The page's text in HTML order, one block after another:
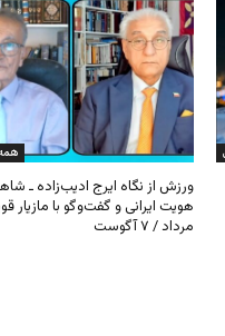
همه
ورزش از نگاه ایرج ادیب‌زاده ـ
مرداد / ۷ آگوست